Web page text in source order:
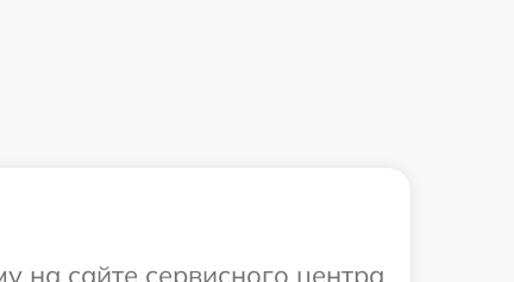
на сайте сервисного центра